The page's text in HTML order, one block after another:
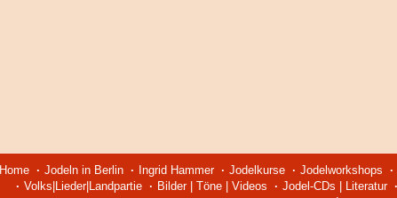
Home Jodeln in Berlin Ingrid Hammer Jodelkurse Jodelworkshops
Volks|Lieder|Landpartie
Bilder | Töne | Videos Jodel-CDs | Literatur